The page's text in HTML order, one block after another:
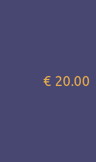
€ 20.00